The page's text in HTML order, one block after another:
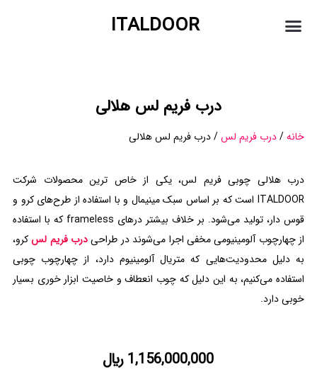
ITALDOOR
درب فریم لس هلالی
خانه/درب فریم لس/ درب فریم لس هلالی
درب هلالی چوبی فریم لس، یکی از خاص ترین محصولات شرکت
ITALDOOR است که بر اساس سبک مینیمال و با استفاده از طرح‌های کرو و
قوس دار، تولید می‌شود. بر خلاف بیشتر درهای frameless که با استفاده
از چهارچوب آلومینیومی مخفی اجرا می‌شوند در طراحیدرب فریم لسکرو،
به دلیل محدودیت‌هایی که متریال آلومینیوم دارد، از چهارچوب چوبی
استفاده می‌کنیم، به این دلیل که چوب انعطاف و خاصیت ابزار خوری بسیار
خوبی دارد.
1,156,000,000 ﷼